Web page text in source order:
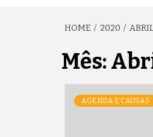
HOME 2020
Mês:
AGENDA E CAUSAS